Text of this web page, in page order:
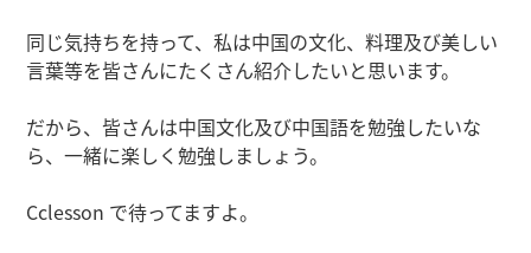
同じ気持ちを持って、私は中国の文化、料理及び美しい
言葉等を皆さんにたくさん紹介したいと思います。
だから、皆さんは中国文化及び中国語を勉強したいな
ら、一緒に楽しく勉強しましょう。
Cclesson で待ってますよ。